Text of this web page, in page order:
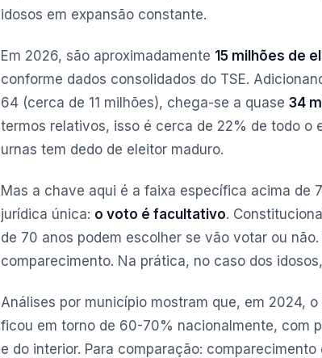
idosos em expansão constante.
Em 2026, são aproximadamente 15 milhões de
conforme dados consolidados do TSE.
64 (cerca de 11 milhões), chega-se a quase 34
termos relativos, isso é cerca de 22% de todo
urnas tem dedo de eleitor maduro.
Mas a chave aqui é a faixa específica acima de
jurídica única: o voto é facultativo.
de 70 anos podem escolher se vão votar ou
comparecimento. Na prática, no caso dos
Análises por município mostram que, em 2024,
ficou em torno de 60-70% nacionalmente, com
e do interior. Para comparação: